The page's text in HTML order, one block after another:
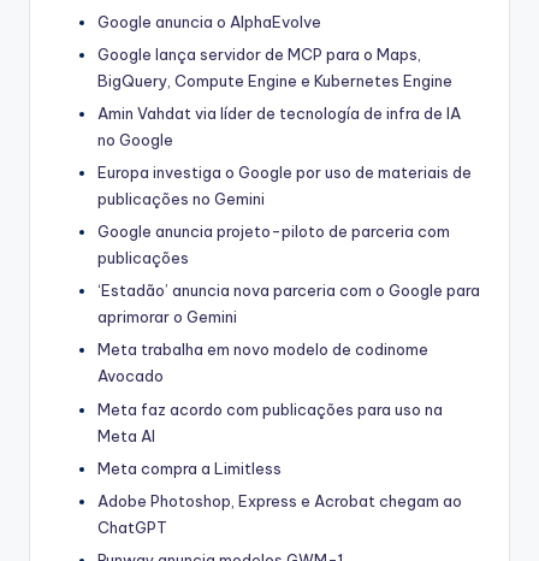
Google anuncia o AlphaEvolve
Google lança servidor de MCP para o Maps,
BigQuery, Compute Engine e Kubernetes Engine
Amin Vahdat via líder de tecnología de infra de IA
no Google
Europa investiga o Google por uso de materiais de
publicações no Gemini
Google anuncia projeto-piloto de parceria com
publicações
‘Estadão’ anuncia nova parceria com o Google para
aprimorar o Gemini
Meta trabalha em novo modelo de codinome
Avocado
Meta faz acordo com publicações para uso na
Meta AI
Meta compra a Limitless
Adobe Photoshop, Express e Acrobat chegam ao
ChatGPT